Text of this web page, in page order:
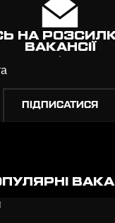
НА
ВАКАНСІЇ